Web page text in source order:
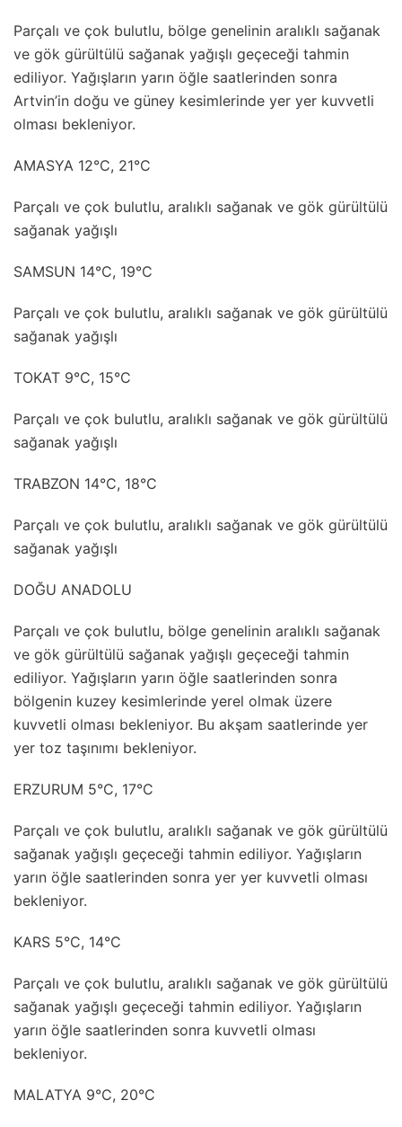
Parçalı ve çok bulutlu, bölge genelinin aralıklı sağanak
ve gök gürültülü sağanak yağışlı geçeceği tahmin
ediliyor. Yağışların yarın öğle saatlerinden sonra
Artvin’in doğu ve güney kesimlerinde yer yer kuvvetli
olması bekleniyor.
AMASYA 12°C, 21°C
Parçalı ve çok bulutlu, aralıklı sağanak ve gök gürültülü
sağanak yağışlı
SAMSUN 14°C, 19°C
Parçalı ve çok bulutlu, aralıklı sağanak ve gök gürültülü
sağanak yağışlı
TOKAT 9°C, 15°C
Parçalı ve çok bulutlu, aralıklı sağanak ve gök gürültülü
sağanak yağışlı
TRABZON 14°C, 18°C
Parçalı ve çok bulutlu, aralıklı sağanak ve gök gürültülü
sağanak yağışlı
DOĞU ANADOLU
Parçalı ve çok bulutlu, bölge genelinin aralıklı sağanak
ve gök gürültülü sağanak yağışlı geçeceği tahmin
ediliyor. Yağışların yarın öğle saatlerinden sonra
bölgenin kuzey kesimlerinde yerel olmak üzere
kuvvetli olması bekleniyor. Bu akşam saatlerinde yer
yer toz taşınımı bekleniyor.
ERZURUM 5°C, 17°C
Parçalı ve çok bulutlu, aralıklı sağanak ve gök gürültülü
sağanak yağışlı geçeceği tahmin ediliyor. Yağışların
yarın öğle saatlerinden sonra yer yer kuvvetli olması
bekleniyor.
KARS 5°C, 14°C
Parçalı ve çok bulutlu, aralıklı sağanak ve gök gürültülü
sağanak yağışlı geçeceği tahmin ediliyor. Yağışların
yarın öğle saatlerinden sonra kuvvetli olması
bekleniyor.
MALATYA 9°C, 20°C